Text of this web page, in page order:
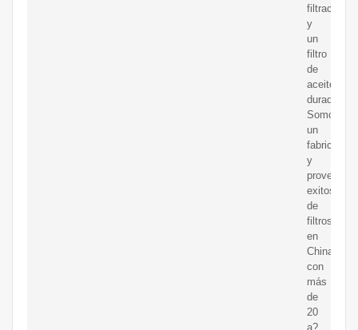
filtración
y
un
filtro
de
aceite
duradero.
Somos
un
fabricante
y
proveedor
exitoso
de
filtros
en
China
con
más
de
20
a?